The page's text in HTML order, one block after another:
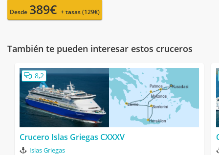
Desde 389€ + tasas (129€)
También te pueden interesar estos cruceros
8,2
Crucero Islas Griegas CXXXV
Islas Griegas